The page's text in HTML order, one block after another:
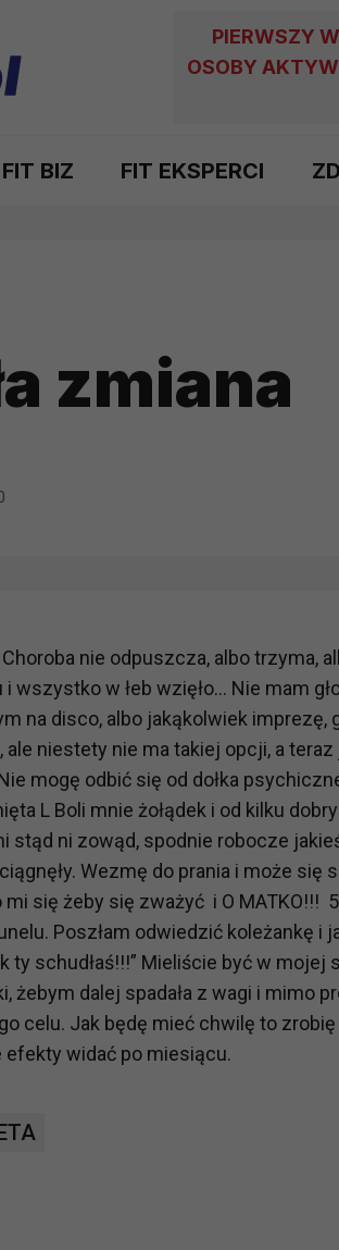
PIERWSZY
OSOBY
FIT BIZ FIT EKSPERCI
zmiana
nie odpuszcza, albo trzyma,
wszystko w łeb wzięło… Nie mam
na disco, albo jakąkolwiek
niestety nie ma takiej opcji, a
mogę odbić się od dołka
L Boli mnie żołądek i od kilku
stąd ni zowąd, spodnie robocze
Wezmę do prania i może się
mi się żeby się zważyć i O MATKO!!!
Poszłam odwiedzić koleżankę i
ty schudłaś!!!” Mieliście być w
żebym dalej spadała z wagi i mimo
celu. Jak będę mieć chwilę to
efekty widać po miesiącu.